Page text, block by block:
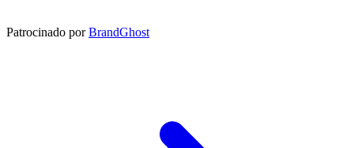
Patrocinado por BrandGhost